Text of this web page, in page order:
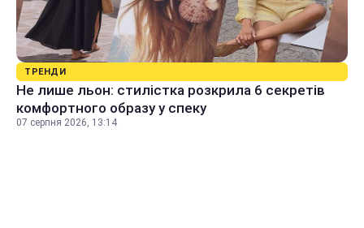
ТРЕНДИ
Не лише льон: стилістка розкрила 6 секретів
комфортного образу у спеку
07 серпня 2026, 13:14